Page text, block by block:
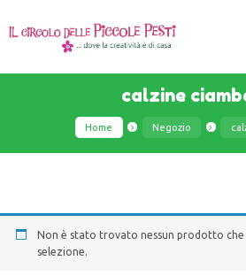
calzine
Home Negozio
Non è stato trovato nessun prodotto
selezione.